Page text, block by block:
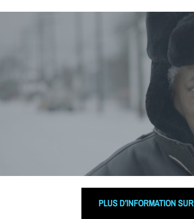
PLUS D’INFORMATION SUR